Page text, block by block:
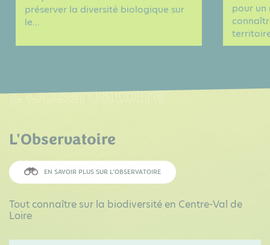
préserver la diversité biologique sur
le...
pour un
L'Observatoire
L'Observatoire
EN SAVOIR PLUS SUR L’OBSERVATOIRE
Tout connaître sur la biodiversité en Centre-Val de
Loire